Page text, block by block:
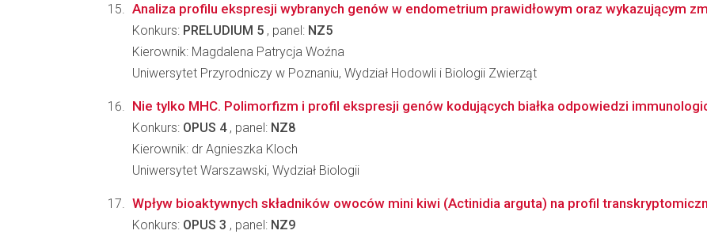
Analiza profilu ekspresji wybranych genów w endometrium prawidłowym oraz wykazującym
Konkurs: PRELUDIUM 5 , panel: NZ5
Kierownik: Magdalena Patrycja Woźna
Uniwersytet Przyrodniczy w Poznaniu, Wydział Hodowli i Biologii Zwierząt
Nie tylko MHC. Polimorfizm i profil ekspresji genów kodujących białka odpowiedzi
Konkurs: OPUS 4, panel: NZ8
Kierownik: dr Agnieszka Kloch
Uniwersytet Warszawski, Wydział Biologii
Wpływ bioaktywnych składników owoców mini kiwi (Actinidia arguta) na profil
Konkurs: OPUS 3 , panel: NZ9